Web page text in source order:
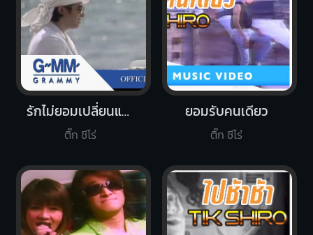
รักไม่ยอมเปลี่ยนแปลง
ติ๊ก ชีโร่
ยอมรับคนเดียว
ติ๊ก ชีโร่